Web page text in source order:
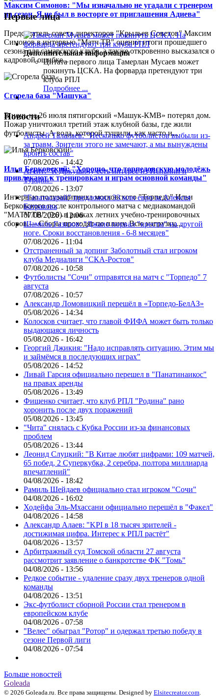
Максим Симонов: "Мы изначально не угадали с тренером
на сезон. Я не был в восторге от приглашения Адиева"
Председатель совета директоров "Крыльев Советов" Максим
Симонов в интервью "Матч ТВ" оценил итоги прошедшего
сезона для самарского клуба, а также откровенно высказался о
кадровой ошибке...
Сгорела база "Машука"
В ночь на 26 июля пятигорский «Машук-КМВ» потерял дом.
Пожар уничтожил третий этаж клубной базы, где жили
футболисты. А вода, которой тушили, как часто и...
Илья Берковский: "Хорошо, что торпедовскую молодёжь
привлекают к тренировкам и играм основной команды"
Интервью полузащитника московского "Торпедо" Ильи
Берковского после контрольного матча с медиакомандой
"МАТЧ ТВ" (9:0) в рамках летних учебно-тренировочных
сборов.— Сборы проходят по плану. Всю нагрузку,...
Первые лица
Дополнительная информация
Цитата первого лица Тамерлан Мусаев может
покинуть ЦСКА. На форварда претендуют три
клуба РПЛ
Подробнее ...
Новости
Андрей Талалаев: "Несколько футболистов выбыли из-
за травм. Зрители этого не замечают, а мы вынуждены
кроить состав"
07/08/2026 - 14:42
Агент: "К Дркушичу есть интерес из Испании и
Турции"
07/08/2026 - 13:07
"Галатасарай" предложил 33 млн евро за Алексея
Батракова
07/08/2026 - 12:06
Шамиль Газизов: "Джапо порвал "кресты" на другой
ноге. Сроки восстановления - 6-8 месяцев"
07/08/2026 - 11:04
Отстраненный за допинг Заболотный стал игроком
клуба Медиалиги "СКА-Ростов"
07/08/2026 - 10:58
Футболисты "Сочи" отправятся на матч с "Торпедо" 7
августа
07/08/2026 - 10:57
Александр Ломовицкий перешёл в «Торпедо-БелАЗ»
05/08/2026 - 14:34
Колосков считает, что главой ФИФА может быть только
выдающаяся личность
05/08/2026 - 16:42
Георгий Джикия: "Надо исправлять ситуацию. Этим мы
и займёмся в последующих играх"
05/08/2026 - 14:52
Ливай Гарсия официально перешел в "Панатинаикос"
на правах аренды
05/08/2026 - 13:49
Фищенко считает, что клуб РПЛ "Родина" рано
хоронить после двух поражений
05/08/2026 - 13:45
"Чита" снялась с Кубка России из-за финансовых
проблем
05/08/2026 - 13:44
Леонид Слуцкий: "В Китае любят цифрами: 109 матчей,
65 побед, 2 Суперкубка, 2 серебра, полтора миллиарда
впечатлений"
04/08/2026 - 18:42
Рамиль Шейдаев официально стал игроком "Сочи"
04/08/2026 - 16:02
Ходейфа Эль-Мхассани официально перешёл в "Факел"
04/08/2026 - 14:58
Александр Алаев: "KPI в 18 тысяч зрителей -
достижимая цифра. Интерес к РПЛ растёт"
04/08/2026 - 13:57
Арбитражный суд Томской области 27 августа
рассмотрит заявление о банкротстве ФК "Томь"
04/08/2026 - 13:56
Редкое событие - удаление сразу двух тренеров одной
команды
04/08/2026 - 13:51
Экс-футболист сборной России стал тренером в
европейском клубе
04/08/2026 - 07:58
"Велес" обыграл "Ротор" и одержал третью победу в
сезоне Первой лиги
04/08/2026 - 07:54
Больше новостей
Goleada
© 2026 Goleada.ru. Все права защищены. Designed by Elsitecreator.com